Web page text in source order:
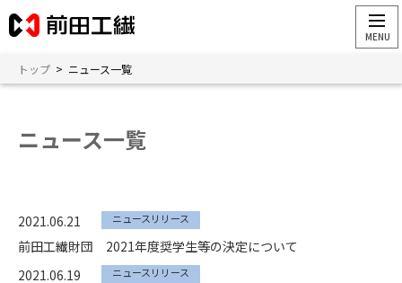
トップ > ニュース一覧
ニュース一覧
2021.06.21 ニュースリリース
前田工繊財団 2021年度奨学生等の決定について
2021.06.19
ニュースリリース